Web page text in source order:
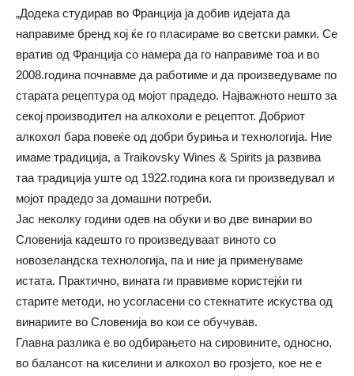
„Додека студирав во Франција ја добив идејата да
направиме бренд кој ќе го пласираме во светски рамки. Се
вратив од Франција со намера да го направиме тоа и во
2008.година почнавме да работиме и да произведуваме по
старата рецептура од мојот прадедо. Најважното нешто за
секој производител на алкохоли е рецептот. Добриот
алкохол бара повеќе од добри буриња и технологија. Ние
имаме традиција, а Traikovsky Wines & Spirits ја развива
таа традиција уште од 1922.година кога ги произведувал и
мојот прадедо за домашни потреби.
Јас неколку години одев на обуки и во две винарии во
Словенија кадешто го произведуваат виното со
новозеландска технологија, па и ние ја применуваме
истата. Практично, вината ги правивме користејќи ги
старите методи, но усогласени со стекнатите искуства од
винариите во Словенија во кои се обучував.
Главна разлика е во одбирањето на сировините, односно,
во балансот на киселини и алкохол во грозјето, кое не е